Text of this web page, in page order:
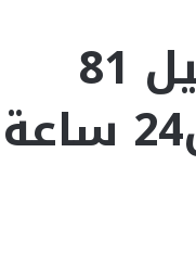
فيروس كورونا بالمغرب.. تسجيل 81
إصابة و329 حالة شفاء خلال ال24 ساعة